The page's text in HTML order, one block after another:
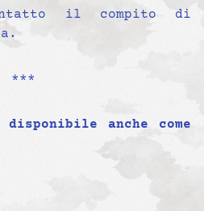
il compito di
***
disponibile anche come